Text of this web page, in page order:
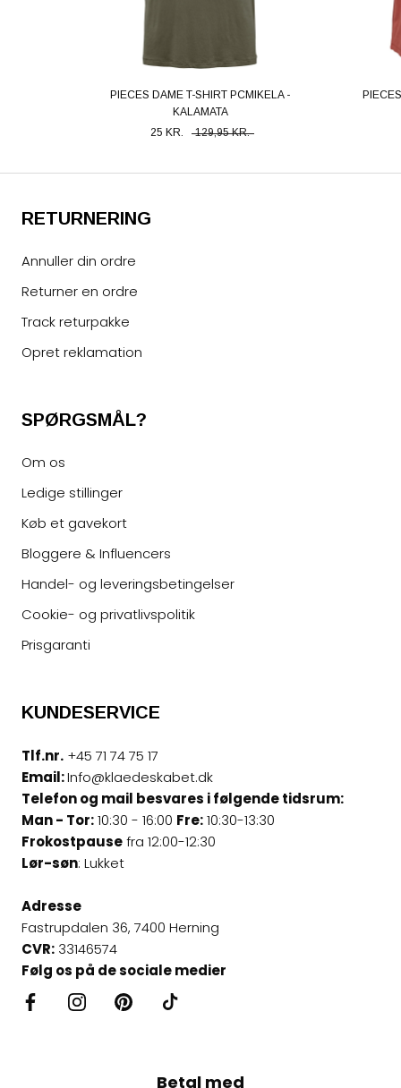
PIECES DAME T-SHIRT PCMIKELA -
KALAMATA
25 KR.
129,95 KR.
RETURNERING
Annuller din ordre
Returner en ordre
Track returpakke
Opret reklamation
SPØRGSMÅL?
Om os
Ledige stillinger
Køb et gavekort
Bloggere & Influencers
Handel- og leveringsbetingelser
Cookie- og privatlivspolitik
Prisgaranti
KUNDESERVICE
Tlf.nr. +45 71 74 75 17
Email:Info@klaedeskabet.dk
Telefon og mail besvares i følgende tidsrum:
Man - Tor:10:30 - 16:00 Fre:10:30-13:30
Frokostpausefra 12:00-12:30
Lør-søn: Lukket
Adresse
Fastrupdalen 36, 7400 Herning
CVR: 33146574
Følg os på de sociale medier
Betal med